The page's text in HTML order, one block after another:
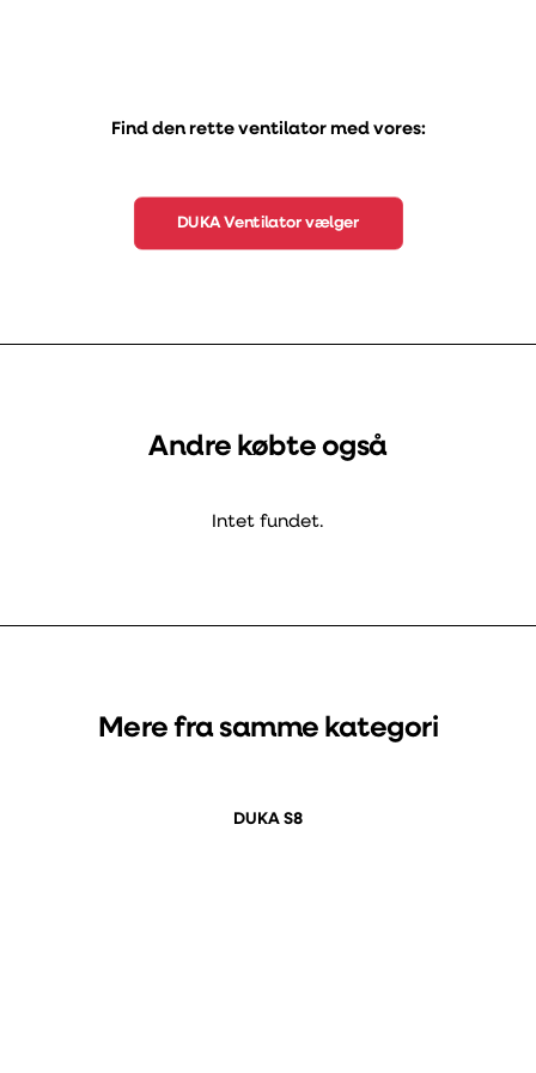
Find den rette ventilator med vores:
DUKA Ventilator vælger
Andre købte også
Intet fundet.
Mere fra samme kategori
DUKA S8